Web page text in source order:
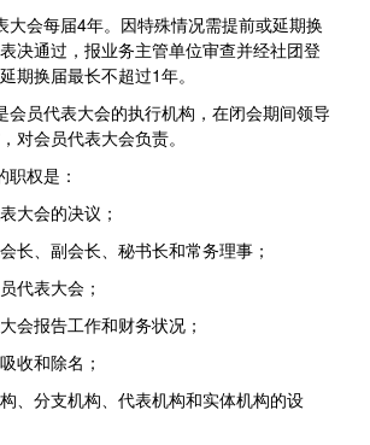
会每届4年。因特殊情况需提前或延期换
决通过，报业务主管单位审查并经社团登
期换届最长不超过1年。
员代表大会的执行机构，在闭会期间领导
对会员代表大会负责。
权是：
大会的决议；
长、副会长、秘书长和常务理事；
代表大会；
会报告工作和财务状况；
收和除名；
构、分支机构、代表机构和实体机构的设